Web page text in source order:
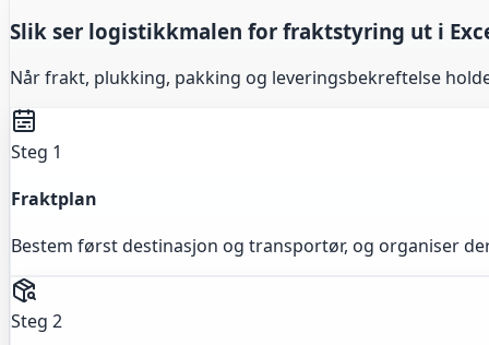
Slik ser logistikkmalen for fraktstyring ut i
Når frakt, plukking, pakking og leveringsbekreftelse
Steg 1
Fraktplan
Bestem først destinasjon og transportør, og organiser
Steg 2